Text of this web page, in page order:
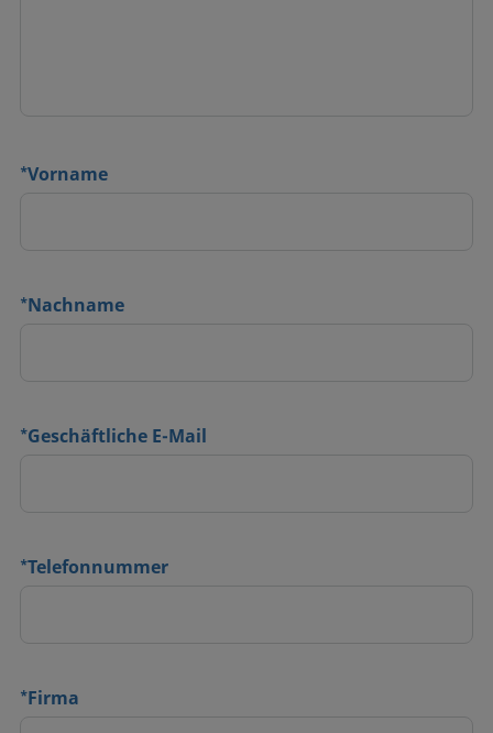
*Vorname
*Nachname
*Geschäftliche E-Mail
*Telefonnummer
*Firma